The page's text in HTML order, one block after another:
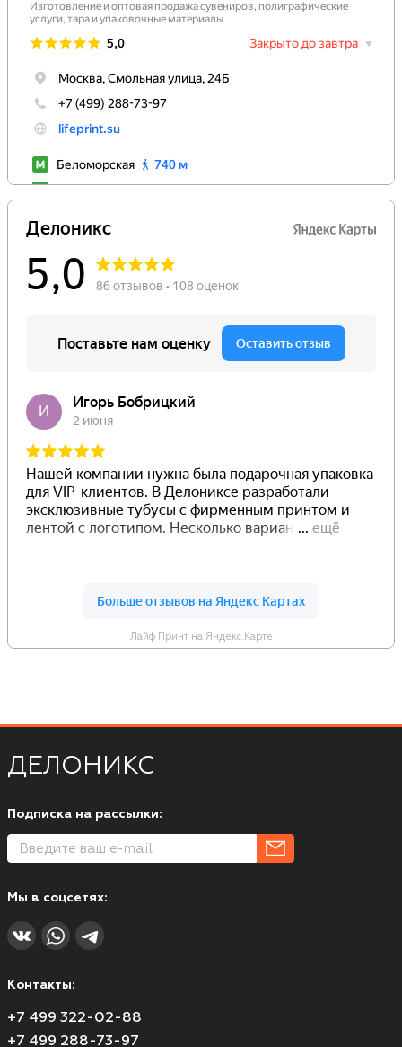
Лайф Принт на Яндекс.Карте
ДЕЛОНИКС
Подписка на рассылки:
Мы в соцсетях:
Контакты:
+7 499 322-02-88
+7 499 288-73-97